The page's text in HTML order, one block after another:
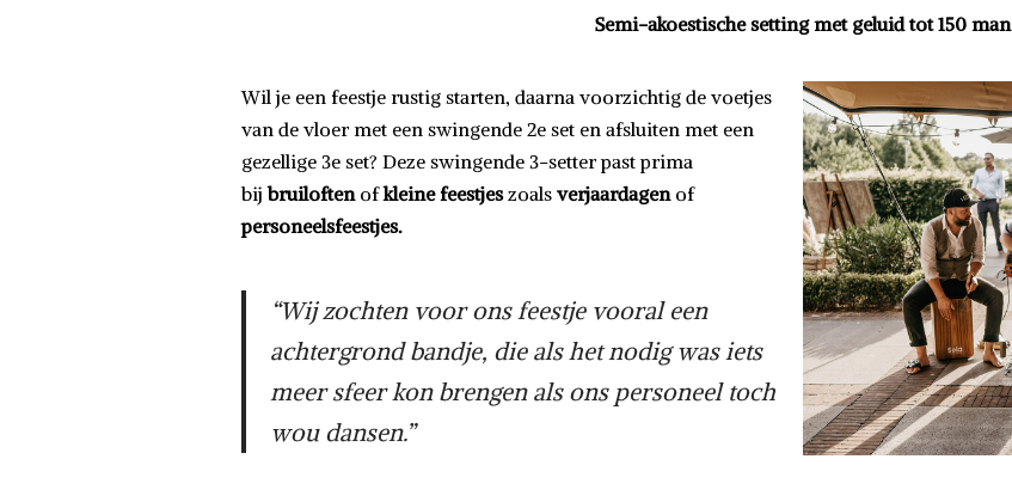
Semi-akoestische setting met geluid tot 150 man
Wil je een feestje rustig starten, daarna voorzichtig de voetjes
van de vloer met een swingende 2e set en afsluiten met een
gezellige 3e set? Deze swingende 3-setter past prima
bijbruiloftenofkleine feestjeszoals verjaardagen of
personeelsfeestjes.
“Wij zochten voor ons feestje vooral een
achtergrond bandje, die als het nodig was iets
meer sfeer kon brengen als ons personeel toch
wou dansen.”